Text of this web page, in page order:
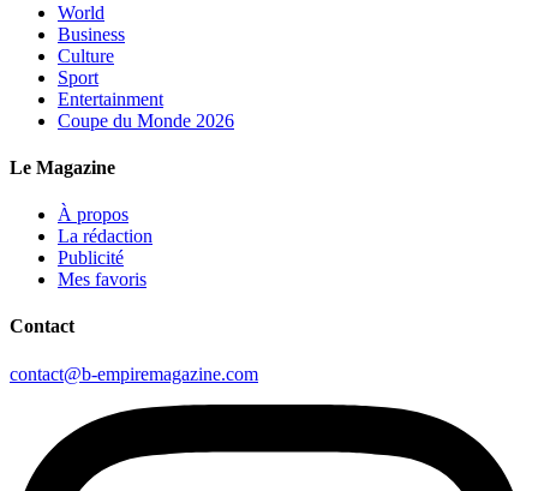
World
Business
Culture
Sport
Entertainment
Coupe du Monde 2026
Le Magazine
À propos
La rédaction
Publicité
Mes favoris
Contact
contact@b-empiremagazine.com